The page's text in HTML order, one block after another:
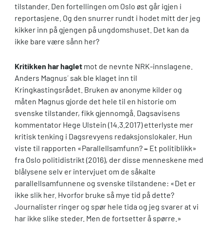
tilstander. Den fortellingen om Oslo øst går igjen i
reportasjene. Og den snurrer rundt i hodet mitt der jeg
kikker inn på gjengen på ungdomshuset. Det kan da
ikke bare være sånn her?
Kritikken har haglet mot de nevnte NRK-innslagene.
Anders Magnus´ sak ble klaget inn til
Kringkastingsrådet. Bruken av anonyme kilder og
måten Magnus gjorde det hele til en historie om
svenske tilstander, fikk gjennomgå. Dagsavisens
kommentator Hege Ulstein (14.3.2017) etterlyste mer
kritisk tenking i Dagsrevyens redaksjonslokaler. Hun
viste til rapporten «Parallellsamfunn?– Et politiblikk»
fra Oslo politidistrikt (2016), der disse menneskene med
blålysene selv er intervjuet om de såkalte
parallellsamfunnene og svenske tilstandene: «Det er
ikke slik her. Hvorfor bruke så mye tid på dette?
Journalister ringer og spør hele tida og jeg svarer at vi
har ikke slike steder. Men de fortsetter å spørre.»